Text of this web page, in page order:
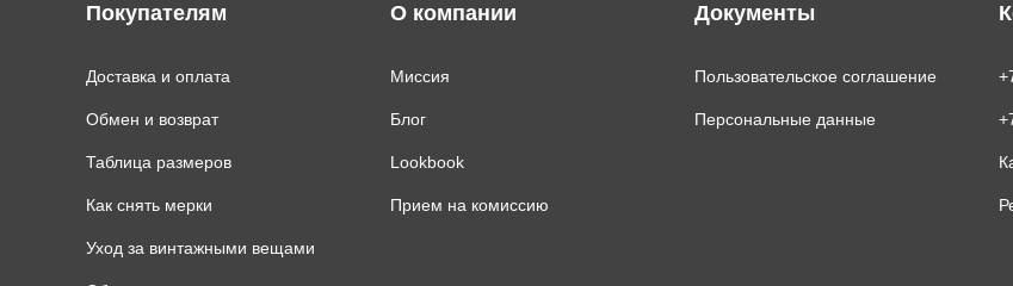
Покупателям
Доставка и оплата
Обмен и возврат
Таблица размеров
Как снять мерки
Уход за винтажными вещами
О компании
Миссия
Блог
Lookbook
Прием на комиссию
Документы
Пользовательское соглашение
Персональные данные